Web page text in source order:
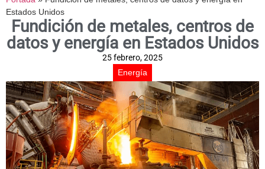
Estados Unidos
Fundición de metales, centros de
datos y energía en Estados Unidos
25 febrero, 2025
Energía